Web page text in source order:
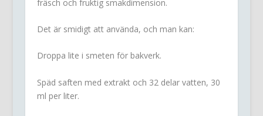
fräsch och fruktig smakdimension.
Det är smidigt att använda, och man kan:
Droppa lite i smeten för bakverk.
Späd saften med extrakt och 32 delar vatten, 30
ml per liter.